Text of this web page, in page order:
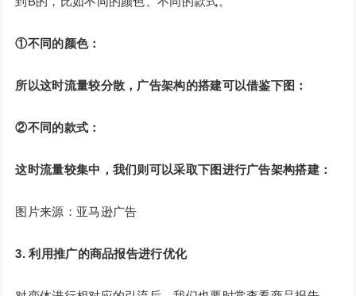
①不同的颜色：
所以这时流量较分散，广告架构的搭建可以借鉴下图：
②不同的款式：
这时流量较集中，我们则可以采取下图进行广告架构搭建：
图片来源：亚马逊广告
3. 利用推广的商品报告进行优化